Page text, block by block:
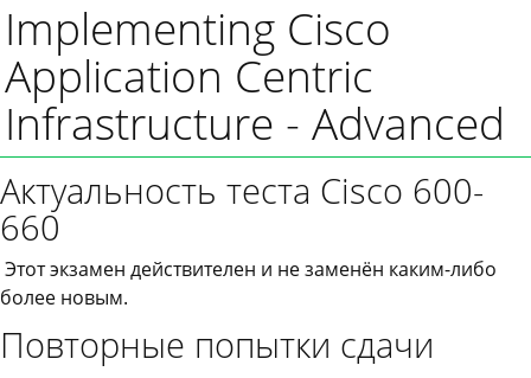
Implementing Cisco
Application Centric
Infrastructure - Advanced
Актуальность теста Cisco 600-
660
Этот экзамен действителен и не заменён каким-либо
более новым.
Повторные попытки сдачи